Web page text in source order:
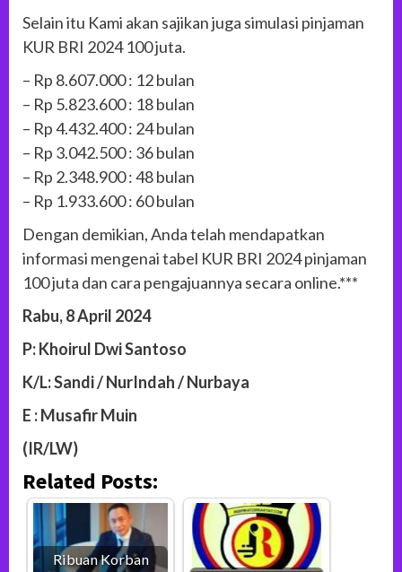
Selain itu Kami akan sajikan juga simulasi pinjaman
KUR BRI 2024 100 juta.
– Rp 8.607.000 : 12 bulan
– Rp 5.823.600 : 18 bulan
– Rp 4.432.400 : 24 bulan
– Rp 3.042.500 : 36 bulan
– Rp 2.348.900 : 48 bulan
– Rp 1.933.600 : 60 bulan
Dengan demikian, Anda telah mendapatkan
informasi mengenai tabel KUR BRI 2024 pinjaman
100 juta dan cara pengajuannya secara online.***
Rabu, 8 April 2024
P: Khoirul Dwi Santoso
K/L: Sandi / NurIndah / Nurbaya
E : Musafir Muin
(IR/LW)
Related Posts:
Ribuan Korban